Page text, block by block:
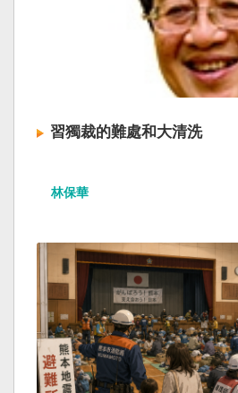
習獨裁的難處和大清洗
林保華